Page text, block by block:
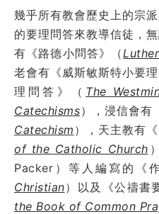
幾乎所有教會歷史上的宗
的要理問答來教導信徒，
有《路德小問答》（
老會有《威斯敏斯特小要
理問答》（ The
Catechisms），浸信會有
Catechism ），天主教有
of the Catholic Church
Packer）等人編寫的《
Christian）以及《公禱書
the Book of Common